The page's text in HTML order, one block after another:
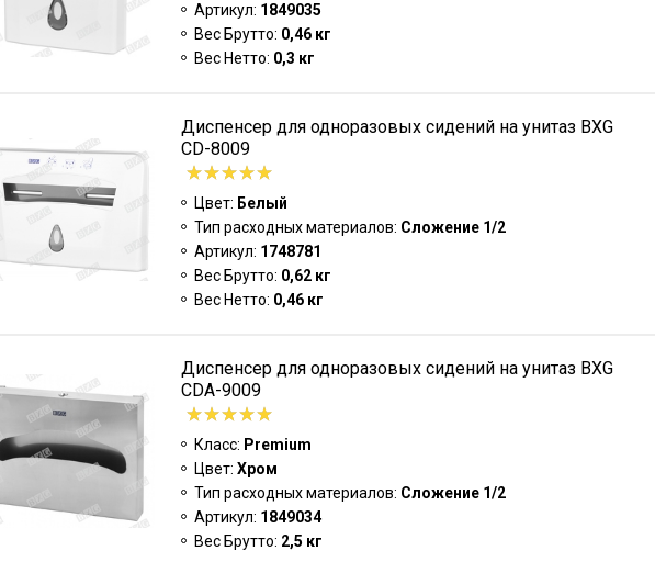
Артикул: 1849035
Вес Брутто: 0,46 кг
Вес Нетто: 0,3 кг
Диспенсер для одноразовых сидений на унитаз BXG
CD-8009
Цвет: Белый
Тип расходных материалов: Сложение 1/2
Артикул: 1748781
Вес Брутто: 0,62 кг
Вес Нетто: 0,46 кг
Диспенсер для одноразовых сидений на унитаз BXG
CDA-9009
Класс: Premium
Цвет: Хром
Тип расходных материалов: Сложение 1/2
Артикул: 1849034
Вес Брутто: 2,5 кг